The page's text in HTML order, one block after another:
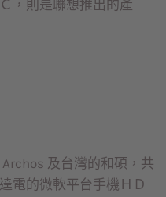
，則是聯想推出的產
及台灣的和碩，共
電的微軟平台手機ＨＤ